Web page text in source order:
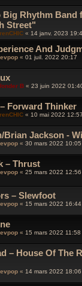
Big Rhythm Band
Street"
« 14 janv. 2023
And
« 01 juil. 2022 20:17
B « 23 juin 2022
Forward Thinker
« 10 mai 2022 12:57
Brian Jackson -
« 30 mars 2022 10:05
– Thrust
« 25 mars 2022 12:56
– Slewfoot
« 15 mars 2022 16:44
« 15 mars 2022 11:58
– House Of The
« 14 mars 2022 18:06